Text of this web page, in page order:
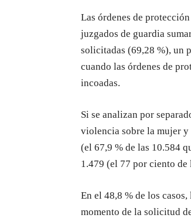
Las órdenes de
juzgados de guardia
solicitadas (69,28 %), un
cuando las órdenes de
incoadas.
Si se analizan por
violencia sobre la mujer y
(el 67,9 % de las 10.584
1.479 (el 77 por ciento
En el 48,8 % de los
momento de la solicitud